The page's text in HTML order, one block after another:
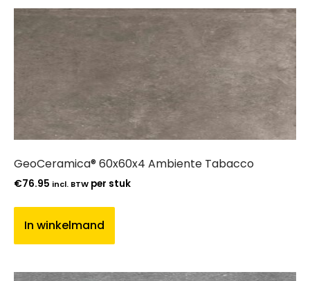
GeoCeramica® 60x60x4 Ambiente Tabacco
€76.95 incl. BTW per stuk
In winkelmand